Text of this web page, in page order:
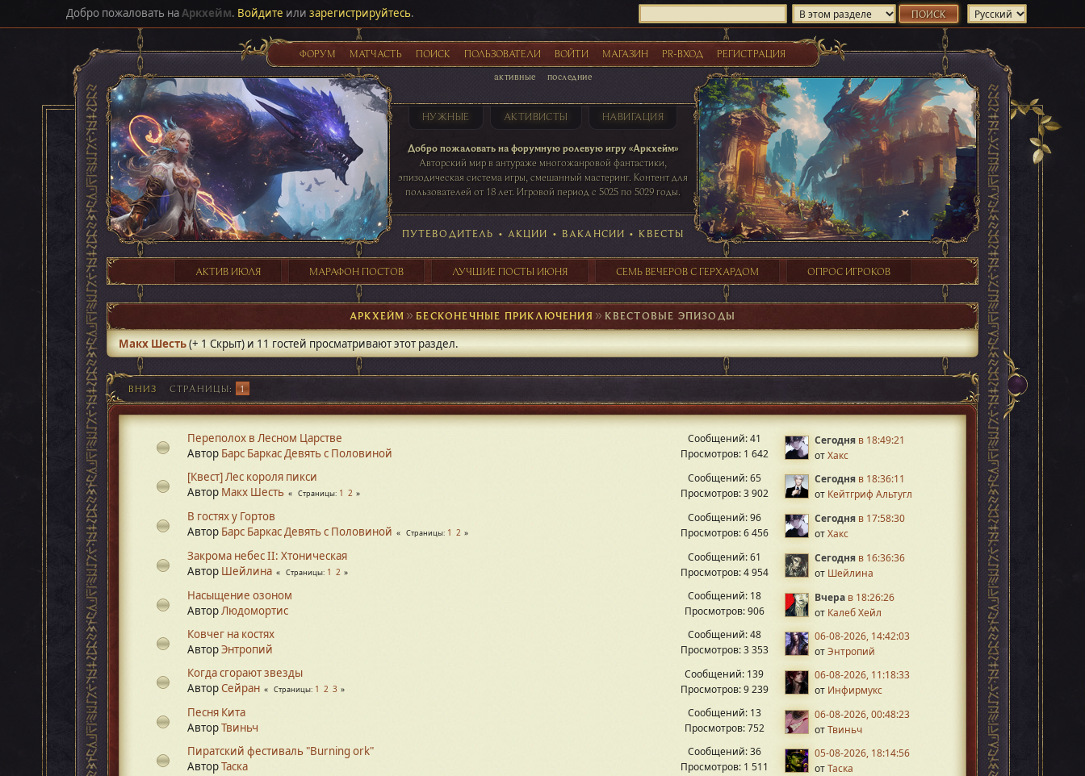
Добро пожаловать наАркхейм. Войдите или зарегистрируйтесь.
ФОРУМ МАТЧАСТЬ ПОИСК ПОЛЬЗОВАТЕЛИ ВОЙТИ МАГАЗИН PR-ВХОД РЕГИСТРАЦИЯ
активные последние
НУЖНЫЕ АКТИВИСТЫ НАВИГАЦИЯ
Добро пожаловать на форумную ролевую игру «Аркхейм»
Авторский мир в антураже многожанровой фантастики,
эпизодическая система игры, смешанный мастеринг. Контент для
пользователей от 18 лет. Игровой период с 5025 по 5029 годы.
таблице игровой активности
41 ПОСТОВ 31 ПОСТОВ 29 ПОСТОВ 24 ПОСТОВ
ПУТЕВОДИТЕЛЬ • АКЦИИ • ВАКАНСИИ • КВЕСТЫ
АКТИВ ИЮЛЯ МАРАФОН ПОСТОВ ЛУЧШИЕ ПОСТЫ ИЮНЯ СЕМЬ ВЕЧЕРОВ С ГЕРХАРДОМ ОПРОС ИГРОКОВ
АРКХЕЙМ ►БЕСКОНЕЧНЫЕ ПРИКЛЮЧЕНИЯ ►КВЕСТОВЫЕ ЭПИЗОДЫ
Макх Шесть(+ 1 Скрыт) и 11 гостей просматривают этот раздел.
ВНИЗ СТРАНИЦЫ 1
Переполох в Лесном Царстве
Автор Барс Баркас Девять с Половиной
Сообщений: 41
Просмотров: 1 642
Сегодня в 18:49:21
отХакс
[Квест] Лес короля пикси
Автор Макх Шесть Страницы 1 2
Сообщений: 65
Просмотров: 3 902
Сегодня в 18:36:11
от Кейтгриф Альтугл
В гостях у Гортов
Автор Барс Баркас Девять с Половиной Страницы 1 2
Сообщений: 96
Просмотров: 6 456
Сегодня в 17:58:30
отХакс
Закрома небес II: Хтоническая
Автор Шейлина Страницы 1 2
Сообщений: 61
Просмотров: 4 954
Сегодня в 16:36:36
от Шейлина
Насыщение озоном
АвторЛюдомортис
Сообщений: 18
Просмотров: 906
Вчера в 18:26:26
от Калеб Хейл
Ковчег на костях
АвторЭнтропий
Сообщений: 48
Просмотров: 3 353
06-08-2026, 14:42:03
отЭнтропий
Когда сгорают звезды
АвторСейран Страницы 1 2 3
Сообщений: 139
Просмотров: 9 239
06-08-2026, 11:18:33
от Инфирмукс
Песня Кита
АвторТвиньч
Сообщений: 13
Просмотров: 752
06-08-2026, 00:48:23
отТвиньч
Пиратский фестиваль "Burning ork"
АвторТаска
Сообщений: 36
Просмотров: 1 511
05-08-2026, 18:14:56
отТаска